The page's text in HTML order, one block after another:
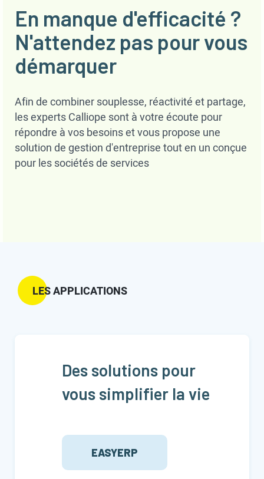
En manque d'efficacité ?
N'attendez pas pour vous
démarquer
Afin de combiner souplesse, réactivité et partage,
les experts Calliope sont à votre écoute pour
répondre à vos besoins et vous propose une
solution de gestion d'entreprise tout en un conçue
pour les sociétés de services
LES APPLICATIONS
Des solutions pour
vous simplifier la vie
EASYERP